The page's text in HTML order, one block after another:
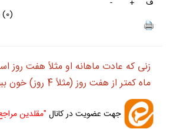
ف
+
-
(0)
زنى كه عادت ماهانه او مثلاً هفت روز
ماه كمتر از هفت روز (مثلاً 4 روز) خون ببيند و ...
جهت عضويت در كانال "مقلدين